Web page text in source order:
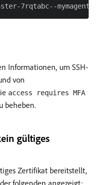
Informationen, um SSH-
von
access requires MFA
beheben.
gültiges
Zertifikat bereitstellt,
folgenden angezeigt: